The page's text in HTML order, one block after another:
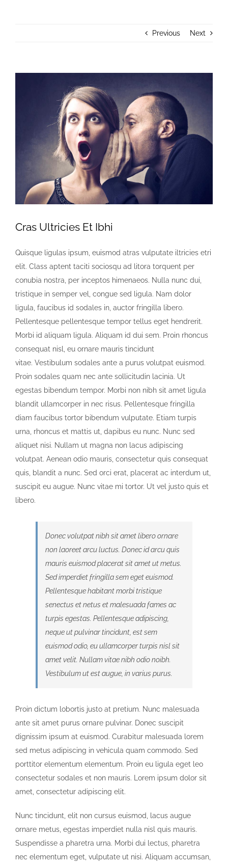
Previous Next
Cras Ultricies Et Ibhi
Quisque ligulas ipsum, euismod atras vulputate iltricies etri
elit. Class aptent taciti sociosqu ad litora torquent per
conubia nostra, per inceptos himenaeos. Nulla nunc dui,
tristique in semper vel, congue sed ligula. Nam dolor
ligula, faucibus id sodales in, auctor fringilla libero.
Pellentesque pellentesque tempor tellus eget hendrerit.
Morbi id aliquam ligula. Aliquam id dui sem. Proin rhoncus
consequat nisl, eu ornare mauris tincidunt
vitae. Vestibulum sodales ante a purus volutpat euismod.
Proin sodales quam nec ante sollicitudin lacinia. Ut
egestas bibendum tempor. Morbi non nibh sit amet ligula
blandit ullamcorper in nec risus. Pellentesque fringilla
diam faucibus tortor bibendum vulputate. Etiam turpis
urna, rhoncus et mattis ut, dapibus eu nunc. Nunc sed
aliquet nisi. Nullam ut magna non lacus adipiscing
volutpat. Aenean odio mauris, consectetur quis consequat
quis, blandit a nunc. Sed orci erat, placerat ac interdum ut,
suscipit eu augue. Nunc vitae mi tortor. Ut vel justo quis et
libero.
Donec volutpat nibh sit amet libero ornare
non laoreet arcu luctus. Donec id arcu quis
mauris euismod placerat sit amet ut metus.
Sed imperdiet fringilla sem eget euismod.
Pellentesque habitant morbi tristique
senectus et netus et malesuada fames ac
turpis egestas. Pellentesque adipiscing,
neque ut pulvinar tincidunt, est sem
euismod odio, eu ullamcorper turpis nisl sit
amet velit. Nullam vitae nibh odio noibh.
Vestibulum ut est augue, in varius purus.
Proin dictum lobortis justo at pretium. Nunc malesuada
ante sit amet purus ornare pulvinar. Donec suscipit
dignissim ipsum at euismod. Curabitur malesuada lorem
sed metus adipiscing in vehicula quam commodo. Sed
porttitor elementum elementum. Proin eu ligula eget leo
consectetur sodales et non mauris. Lorem ipsum dolor sit
amet, consectetur adipiscing elit.
Nunc tincidunt, elit non cursus euismod, lacus augue
ornare metus, egestas imperdiet nulla nisl quis mauris.
Suspendisse a pharetra urna. Morbi dui lectus, pharetra
nec elementum eget, vulputate ut nisi. Aliquam accumsan,